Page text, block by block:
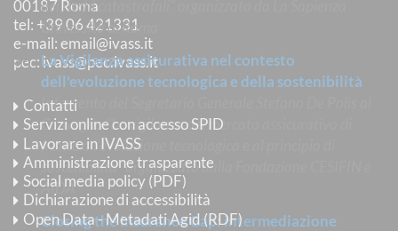
dei rischi catastrofali" organizzato da La Sapienza
Università di Roma
La Vigilanza assicurativa nel contesto
dell'evoluzione tecnologica e della sostenibilità
Intervento del Segretario Generale Stefano De Polis al
Convegno "La vigilanza del mercato assicurativo di
fronte all'evoluzione tecnologica e al principio di
sostenibilità" organizzato dalla Fondazione CESIFIN e
AIDA
Closing the Insurance Gap: intermediazione
00187 Roma
tel: +39 06 421331
e-mail:email@ivass.it
pec:ivass@pec.ivass.it
Contatti
Servizi online con accesso SPID
Lavorare in IVASS
Amministrazione trasparente
Social media policy (PDF)
Dichiarazione di accessibilità
Open Data - Metadati Agid (RDF)